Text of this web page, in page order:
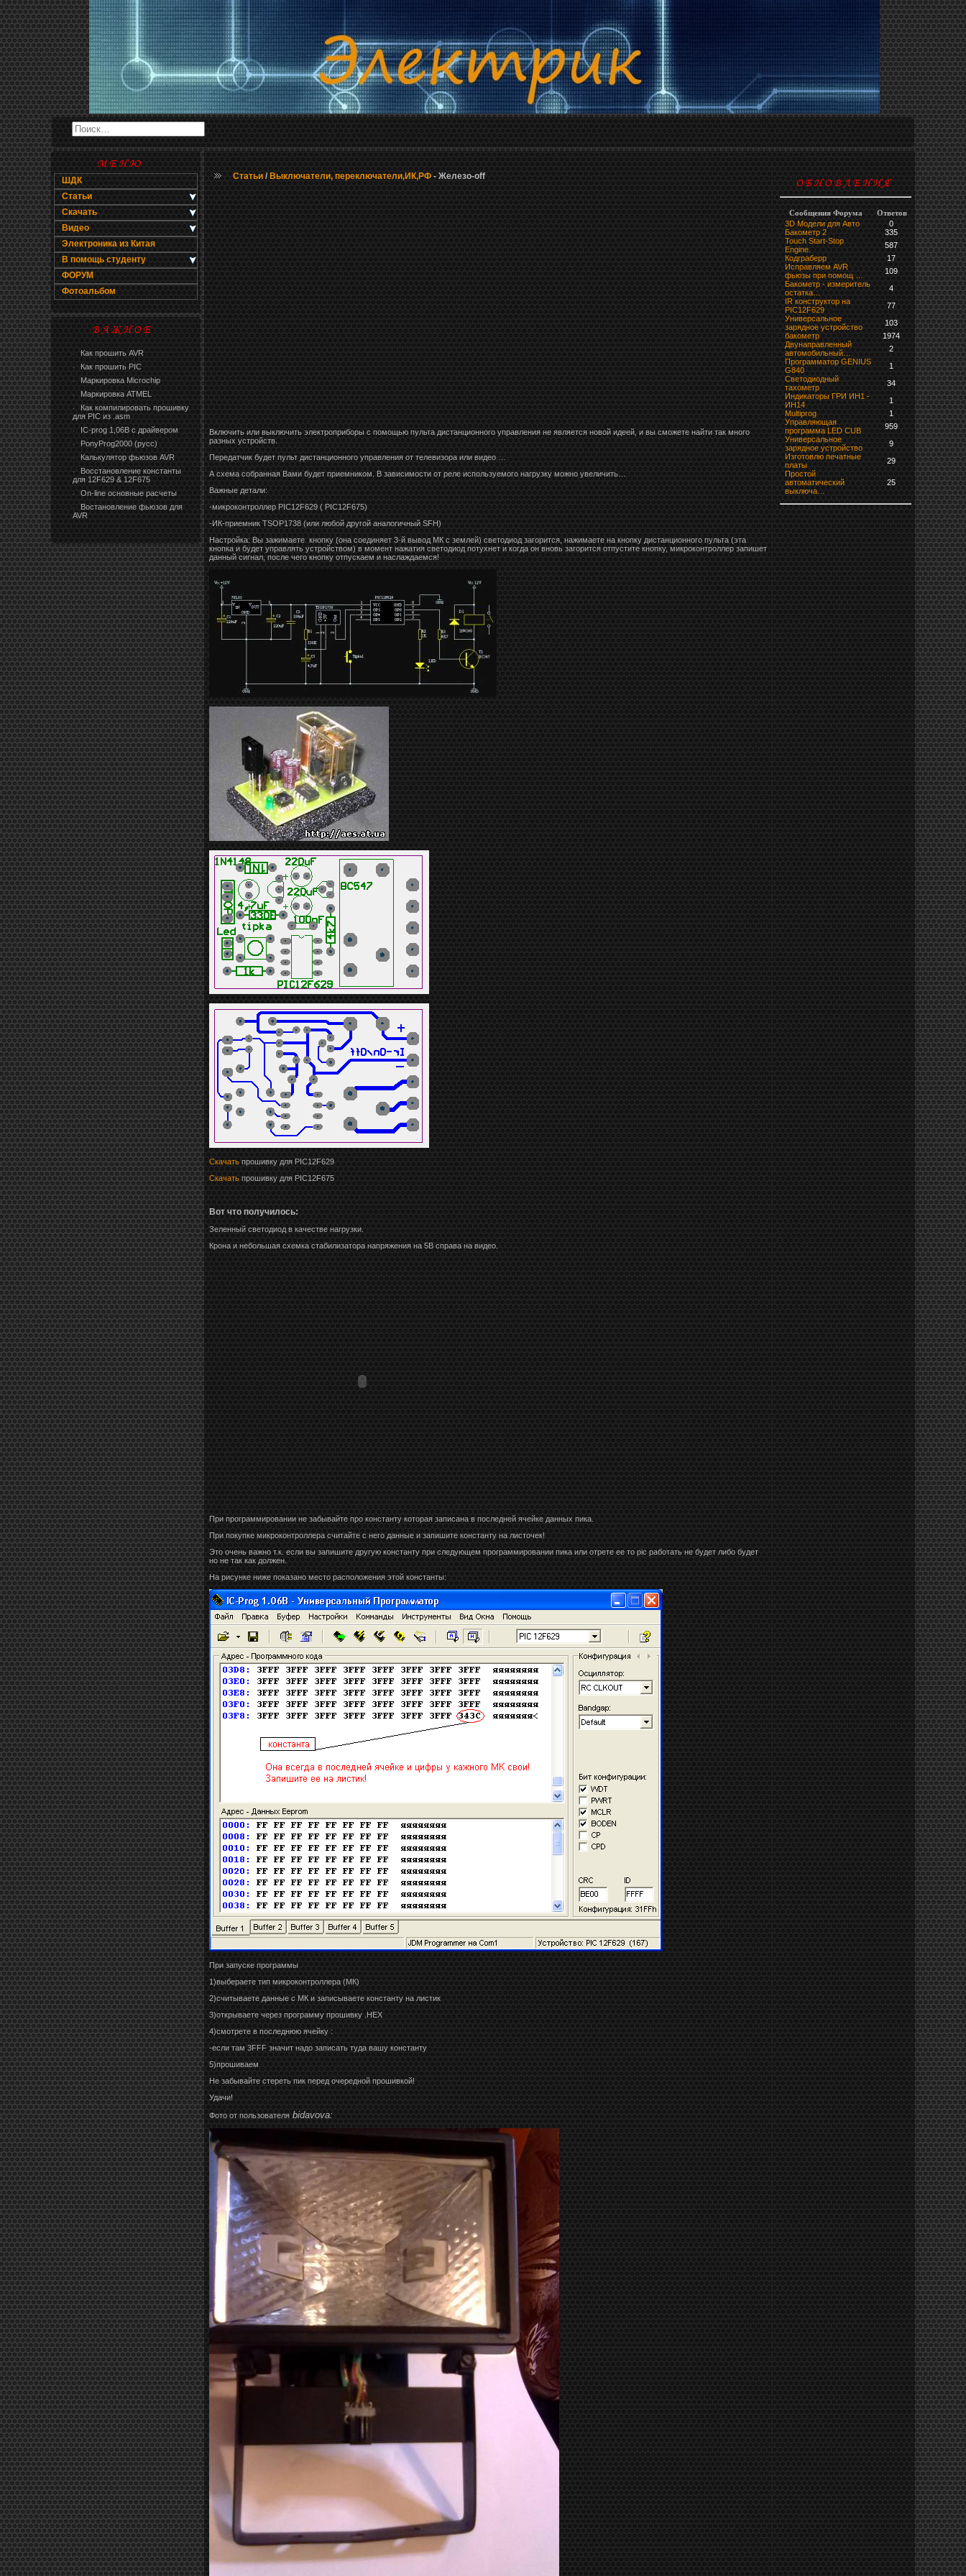
ШДК
Статьи
Скачать
Видео
Электроника из Китая
В помощь студенту
ФОРУМ
Фотоальбом
· Как прошить AVR
· Как прошить PIC
· Маркировка Microchip
· Маркировка ATMEL
·
Как компилировать прошивку
для PIC из .asm
· IC-prog 1,06В с драйвером
· PonyProg2000 (русс)
· Калькулятор фьюзов AVR
·
Восстановление константы
для 12F629 & 12F675
· On-line основные расчеты
·
Востановление фьюзов для
AVR
Статьи / Выключатели, переключатели,ИК,РФ - Железо-off
Включить или выключить электроприборы с помощью пульта дистанционного управления не является новой идеей, и вы сможете найти так много
разных устройств.
Передатчик будет пульт дистанционного управления от телевизора или видео …
А схема собранная Вами будет приемником. В зависимости от реле используемого нагрузку можно увеличить…
Важные детали:
-микроконтроллер PIC12F629 ( PIC12F675)
-ИК-приемник TSOP1738 (или любой другой аналогичный SFH)
Настройка: Вы зажимаете кнопку (она соединяет 3-й вывод МК с землей) светодиод загорится, нажимаете на кнопку дистанционного пульта (эта
кнопка и будет управлять устройством) в момент нажатия светодиод потухнет и когда он вновь загорится отпустите кнопку, микроконтроллер запишет
данный сигнал, после чего кнопку отпускаем и наслаждаемся!
Скачать прошивку для PIC12F629
Скачать прошивку для PIC12F675
Вот что получилось:
Зеленный светодиод в качестве нагрузки.
Крона и небольшая схемка стабилизатора напряжения на 5В справа на видео.
При программировании не забывайте про константу которая записана в последней ячейке данных пика.
При покупке микроконтроллера считайте с него данные и запишите константу на листочек!
Это очень важно т.к. если вы запишите другую константу при следующем программировании пика или отрете ее то pic работать не будет либо будет
но не так как должен.
На рисунке ниже показано место расположения этой константы:
При запуске программы
1)выбераете тип микроконтроллера (МК)
2)считываете данные с МК и записываете константу на листик
3)открываете через программу прошивку .HEX
4)смотрете в последнюю ячейку :
-если там 3FFF значит надо записать туда вашу константу
5)прошиваем
Не забывайте стереть пик перед очередной прошивкой!
Удачи!
Фото от пользователя bidavova:
Сообщения Форума
Ответов
3D Модели для Авто
0
Бакометр 2
335
Touch Start-Stop
Engine.
587
Кодграберр
17
Исправляем AVR
фьюзы при помощ …
109
Бакометр - измеритель
остатка…
4
IR конструктор на
PIC12F629
77
Универсальное
зарядное устройство
103
бaкoмeтр
1974
Двунаправленный
автомобильный…
2
Программатор GENIUS
G840
1
Светодиодный
тахометр
34
Индикаторы ГРИ ИН1 -
ИН14
1
Multiprog
1
Управляющая
программа LED CUB
959
Универсальное
зарядное устройство
9
Изготовлю печатные
платы
29
Простой
автоматический
выключа…
25